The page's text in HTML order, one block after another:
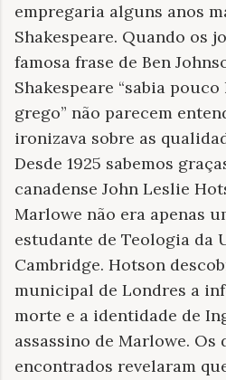
empregaria alguns anos
Shakespeare. Quando os
famosa frase de Ben
Shakespeare “sabia
grego” não parecem
ironizava sobre as
Desde 1925 sabemos
canadense John Leslie
Marlowe não era apenas
estudante de Teologia da
Cambridge. Hotson
municipal de Londres a
morte e a identidade de
assassino de Marlowe. Os
encontrados revelaram